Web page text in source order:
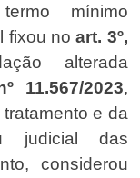
mínimo
fixou noart. 3º,
alterada
11.567/2023,
e da
judicial das
considerou